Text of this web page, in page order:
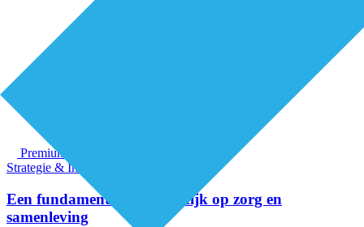
Premium
Strategie & Innovatie
Een fundamenteel nieuwe kijk op zorg en
samenleving